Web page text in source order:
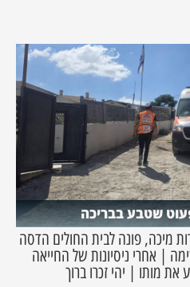
שטבע בבריכה
מיכה, פונה לבית החולים הדסה
| אחרי ניסיונות של החייאה
את מותו | יהי זכרו ברוך